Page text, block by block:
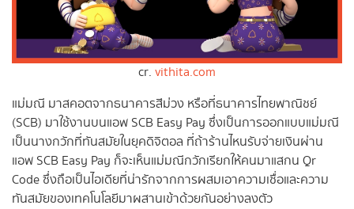
cr. vithita.com
แม่มณี มาสคอตจากธนาคารสีม่วง หรือที่ธนาคารไทยพาณิชย์
(SCB) มาใช้งานบนแอพ SCB Easy Pay ซึ่งเป็นการออกแบบแม่มณี
เป็นนางกวักที่ทันสมัยในยุคดิจิตอล ที่ถ้าร้านไหนรับจ่ายเงินผ่าน
แอพ SCB Easy Pay ก็จะเห็นแม่มณีกวักเรียกให้คนมาแสกน Qr
Code ซึ่งถือเป็นไอเดียที่น่ารักจากการผสมเอาความเชื่อและความ
ทันสมัยของเทคโนโลยีมาผสานเข้าด้วยกันอย่างลงตัว